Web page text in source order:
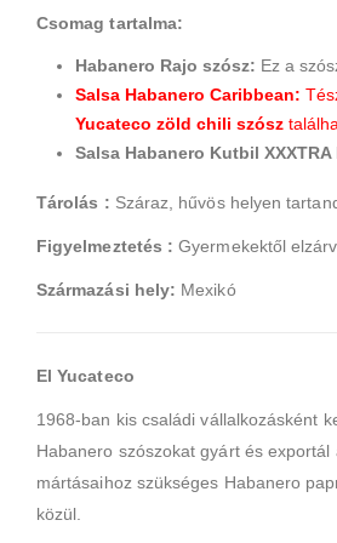
Csomag tartalma:
Habanero Rajo szósz: Ez a
Salsa Habanero Caribbean:
Yucateco zöld chili szósz
Salsa Habanero Kutbil XXXTRA
Tárolás : Száraz, hűvös helyen
Figyelmeztetés : Gyermekektől
Származási hely: Mexikó
El Yucateco
1968-ban kis családi vállalkozásként
Habanero szószokat gyárt és
mártásaihoz szükséges Habanero
közül.